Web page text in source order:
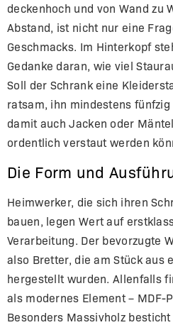
deckenhoch und von Wand zu
Abstand, ist nicht nur eine
Geschmacks. Im Hinterkopf
Gedanke daran, wie viel
Soll der Schrank eine
ratsam, ihn mindestens
damit auch Jacken oder
ordentlich verstaut werden
Die Form und
Heimwerker, die sich ihren
bauen, legen Wert auf
Verarbeitung. Der bevorzugte
also Bretter, die am Stück aus
hergestellt wurden. Allenfalls
als modernes Element – MDF-
Besonders Massivholz